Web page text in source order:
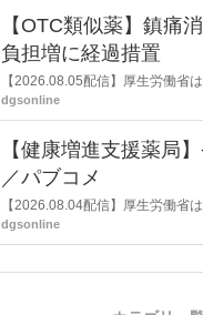
【OTC類似薬】鎮痛
負担増に経過措置
【2026.08.05配信】厚生労働省
検討会」を開催。「中間とりま
dgsonline
【健康増進支援薬局
／パブコメ
【2026.08.04配信】厚生労働省
した。受診勧奨を行った後に、
dgsonline